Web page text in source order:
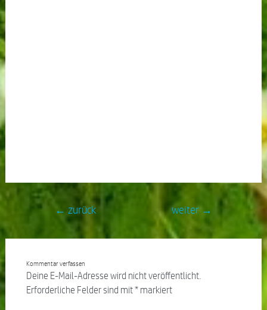
← zurück weiter →
Kommentar verfassen
Deine E-Mail-Adresse wird nicht veröffentlicht.
Erforderliche Felder sind mit*markiert